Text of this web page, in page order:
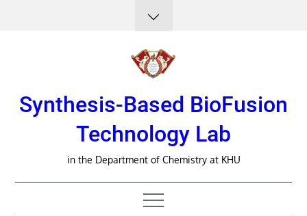
Synthesis-Based BioFusion
Technology Lab
in the Department of Chemistry at KHU